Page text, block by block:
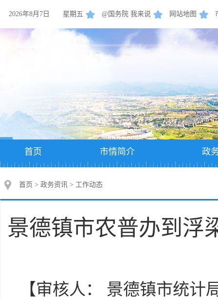
2026年8月7日 星期五 @国务院 我来说 网站地图
首页 市情简介 政
首页 > 政务资讯 > 工作动态
景德镇市农普办到浮
【审核人： 景德镇市统计